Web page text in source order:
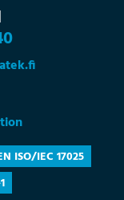
ISO/IEC 17025